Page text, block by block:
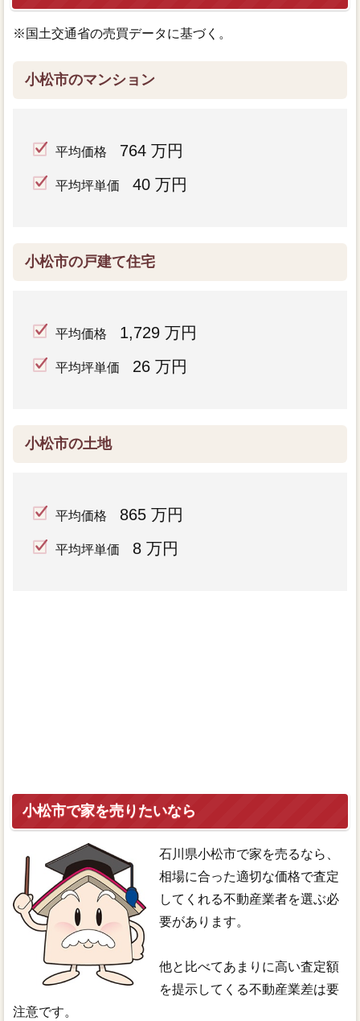
※国土交通省の売買データに基づく。
小松市のマンション
平均価格 764 万円
平均坪単価 40 万円
小松市の戸建て住宅
平均価格 1,729 万円
平均坪単価 26 万円
小松市の土地
平均価格 865 万円
平均坪単価 8 万円
小松市で家を売りたいなら
石川県小松市で家を売るなら、
相場に合った適切な価格で査定
してくれる不動産業者を選ぶ必
要があります。
他と比べてあまりに高い査定額
を提示してくる不動産業差は要
注意です。